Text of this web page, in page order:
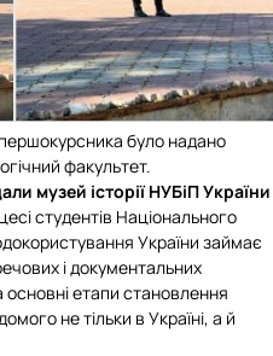
було надано
факультет.
музей історії НУБіП України
студентів Національного
України займає
і документальних
основні етапи становлення
не тільки в Україні, а й